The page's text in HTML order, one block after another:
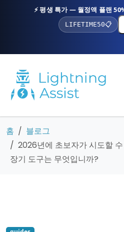
⚡ 평생 특가 — 월정액 플랜
LIFETIME50📋
홈
블로그
2026년에 초보자가 시도할
장기 도구는 무엇입니까?